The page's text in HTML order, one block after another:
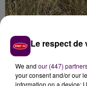
Le respect de
We and our (447)
your consent and/or our
information on a device;